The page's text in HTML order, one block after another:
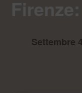
Settembre